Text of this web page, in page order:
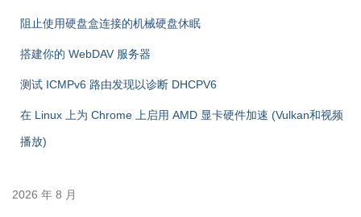
阻止使用硬盘盒连接的机械硬盘休眠
搭建你的 WebDAV 服务器
测试 ICMPv6 路由发现以诊断 DHCPV6
在 Linux 上为 Chrome 上启用 AMD 显卡硬件加速 (Vulkan和视频
播放)
2026 年 8 月